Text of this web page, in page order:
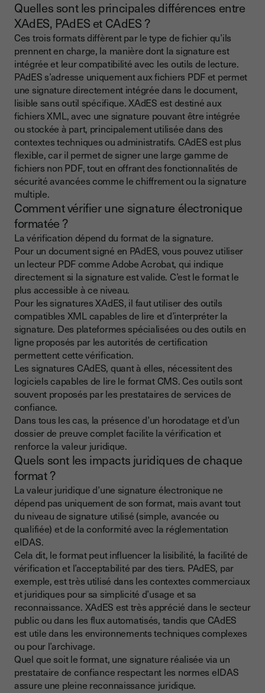
Quelles sont les principales différences entre
XAdES, PAdES et CAdES ?
Ces trois formats diffèrent par le type de fichier qu’ils
prennent en charge, la manière dont la signature est
intégrée et leur compatibilité avec les outils de lecture.
PAdES s’adresse uniquement aux fichiers PDF et permet
une signature directement intégrée dans le document,
lisible sans outil spécifique. XAdES est destiné aux
fichiers XML, avec une signature pouvant être intégrée
ou stockée à part, principalement utilisée dans des
contextes techniques ou administratifs. CAdES est plus
flexible, car il permet de signer une large gamme de
fichiers non PDF, tout en offrant des fonctionnalités de
sécurité avancées comme le chiffrement ou la signature
multiple.
Comment vérifier une signature électronique
formatée ?
La vérification dépend du format de la signature.
Pour un document signé en PAdES, vous pouvez utiliser
un lecteur PDF comme Adobe Acrobat, qui indique
directement si la signature est valide. C’est le format le
plus accessible à ce niveau.
Pour les signatures XAdES, il faut utiliser des outils
compatibles XML capables de lire et d’interpréter la
signature. Des plateformes spécialisées ou des outils en
ligne proposés par les autorités de certification
permettent cette vérification.
Les signatures CAdES, quant à elles, nécessitent des
logiciels capables de lire le format CMS. Ces outils sont
souvent proposés par les prestataires de services de
confiance.
Dans tous les cas, la présence d’un horodatage et d’un
dossier de preuve complet facilite la vérification et
renforce la valeur juridique.
Quels sont les impacts juridiques de chaque
format ?
La valeur juridique d’une signature électronique ne
dépend pas uniquement de son format, mais avant tout
du niveau de signature utilisé (simple, avancée ou
qualifiée) et de la conformité avec la réglementation
eIDAS.
Cela dit, le format peut influencer la lisibilité, la facilité de
vérification et l’acceptabilité par des tiers. PAdES, par
exemple, est très utilisé dans les contextes commerciaux
et juridiques pour sa simplicité d’usage et sa
reconnaissance. XAdES est très apprécié dans le secteur
public ou dans les flux automatisés, tandis que CAdES
est utile dans les environnements techniques complexes
ou pour l’archivage.
Quel que soit le format, une signature réalisée via un
prestataire de confiance respectant les normes eIDAS
assure une pleine reconnaissance juridique.